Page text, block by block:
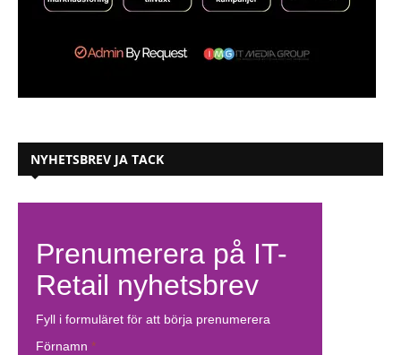
NYHETSBREV JA TACK